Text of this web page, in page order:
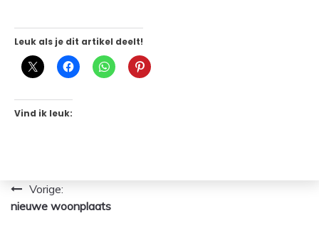
Leuk als je dit artikel deelt!
Vind ik leuk:
Bericht
navigatie
Vorige:
nieuwe woonplaats